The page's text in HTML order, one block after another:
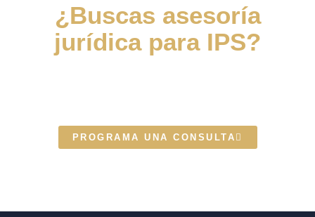
¿Buscas asesoría
jurídica para IPS?
PROGRAMA UNA CONSULTA